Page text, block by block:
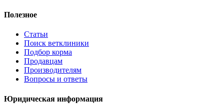
Полезное
Статьи
Поиск ветклиники
Подбор корма
Продавцам
Производителям
Вопросы и ответы
Юридическая информация